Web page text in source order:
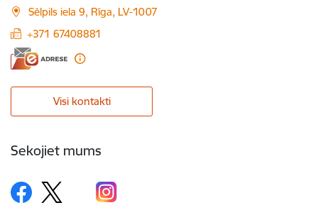
Sēlpils iela 9, Rīga, LV-1007
+371 67408881
Visi kontakti
Sekojiet mums